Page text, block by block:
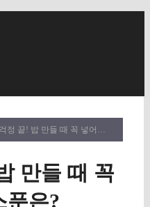
끝! 밥 만들 때 꼭 넣어야 할 한 스푼은?
만들 때 꼭
푼은?